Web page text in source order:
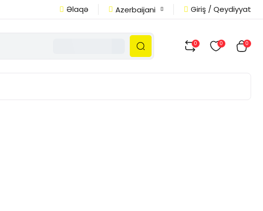
Əlaqə Azerbaijani Giriş / Qeydiyyat
0 0 0